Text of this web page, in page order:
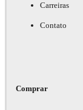
Carreiras
Contato
Comprar